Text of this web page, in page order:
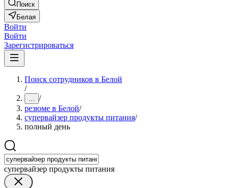
Поиск
Белая
Войти
Войти
Зарегистрироваться
Поиск сотрудников в Белой
/
... /
резюме в Белой/
супервайзер продукты питания/
полный день
супервайзер продукты питания